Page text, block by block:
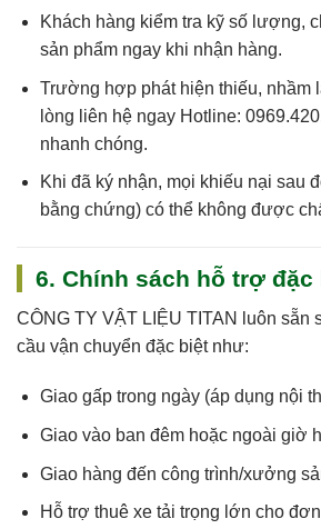
Khách hàng kiểm tra kỹ số lượng,
sản phẩm ngay khi nhận hàng.
Trường hợp phát hiện thiếu, nhầm
lòng liên hệ ngay Hotline:
nhanh chóng.
Khi đã ký nhận, mọi khiếu nại sau
bằng chứng) có thể không được
6. Chính sách hỗ trợ đặc
CÔNG TY VẬT LIỆU TITAN
luôn sẵn
cầu vận chuyển đặc biệt như:
Giao gấp trong ngày (áp dụng nội
Giao vào ban đêm hoặc ngoài giờ
Giao hàng đến công trình/xưởng
Hỗ trợ thuê xe tải trọng lớn cho